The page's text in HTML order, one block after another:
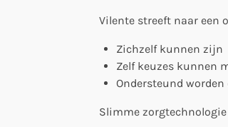
Vilente streeft naar een
Zichzelf kunnen zijn
Zelf keuzes kunnen
Ondersteund
Slimme